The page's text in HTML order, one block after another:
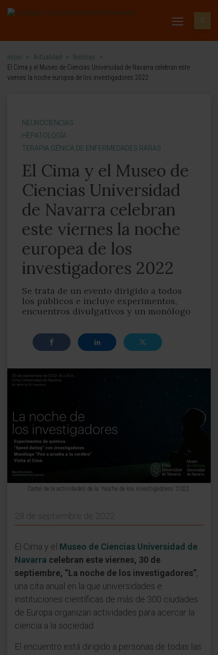
Inicio > Actualidad > Noticias
>
El Cima y el Museo de Ciencias Universidad de Navarra celebran este
viernes la noche europea de los investigadores 2022
NEUROCIENCIAS
HEPATOLOGÍA
TERAPIA GÉNICA DE ENFERMEDADES RARAS
El Cima y el Museo de
Ciencias Universidad
de Navarra celebran
este viernes la noche
europea de los
investigadores 2022
Se trata de un evento dirigido a todos
los públicos e incluye experimentos,
encuentros divulgativos y un monólogo
Cartel de la actividades de la 'Noche de los investigadores' 2022.
28 de septiembre de 2022
El Cima y el Museo de Ciencias Universidad de
Navarra celebran este viernes, 30 de
septiembre, “La noche de los investigadores”,
una cita anual en la que universidades e
instituciones científicas de más de 300 ciudades
de Europa organizan actividades para acercar la
ciencia a la sociedad.
El encuentro está dirigido a personas de todas las